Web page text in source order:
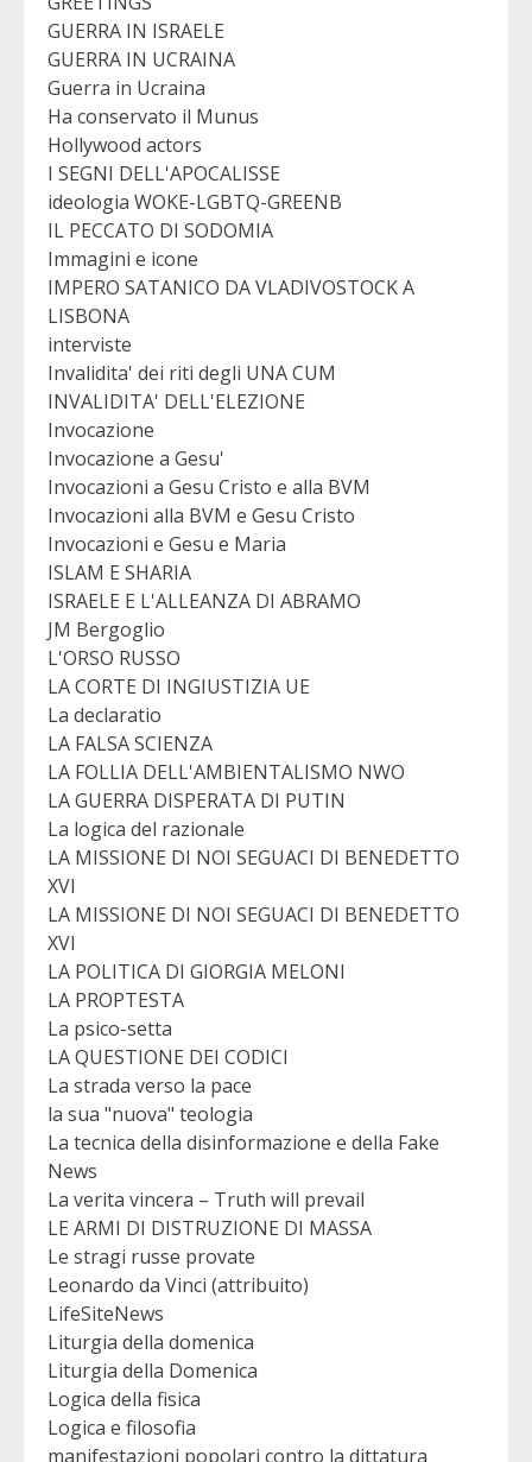
GUERRA IN ISRAELE
GUERRA IN UCRAINA
Guerra in Ucraina
Ha conservato il Munus
Hollywood actors
I SEGNI DELL'APOCALISSE
ideologia WOKE-LGBTQ-GREENB
IL PECCATO DI SODOMIA
Immagini e icone
IMPERO SATANICO DA VLADIVOSTOCK A
LISBONA
interviste
Invalidita' dei riti degli UNA CUM
INVALIDITA' DELL'ELEZIONE
Invocazione
Invocazione a Gesu'
Invocazioni a Gesu Cristo e alla BVM
Invocazioni alla BVM e Gesu Cristo
Invocazioni e Gesu e Maria
ISLAM E SHARIA
ISRAELE E L'ALLEANZA DI ABRAMO
JM Bergoglio
L'ORSO RUSSO
LA CORTE DI INGIUSTIZIA UE
La declaratio
LA FALSA SCIENZA
LA FOLLIA DELL'AMBIENTALISMO NWO
LA GUERRA DISPERATA DI PUTIN
La logica del razionale
LA MISSIONE DI NOI SEGUACI DI BENEDETTO
XVI
LA MISSIONE DI NOI SEGUACI DI BENEDETTO
XVI
LA POLITICA DI GIORGIA MELONI
LA PROPTESTA
La psico-setta
LA QUESTIONE DEI CODICI
La strada verso la pace
la sua "nuova" teologia
La tecnica della disinformazione e della Fake
News
La verita vincera – Truth will prevail
LE ARMI DI DISTRUZIONE DI MASSA
Le stragi russe provate
Leonardo da Vinci (attribuito)
LifeSiteNews
Liturgia della domenica
Liturgia della Domenica
Logica della fisica
Logica e filosofia
manifestazioni popolari contro la dittatura